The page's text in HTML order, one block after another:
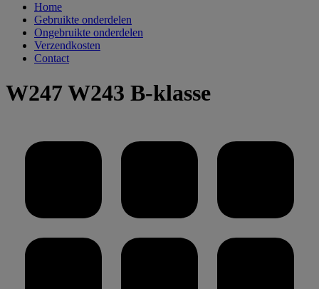
Home
Gebruikte onderdelen
Ongebruikte onderdelen
Verzendkosten
Contact
W247 W243 B-klasse